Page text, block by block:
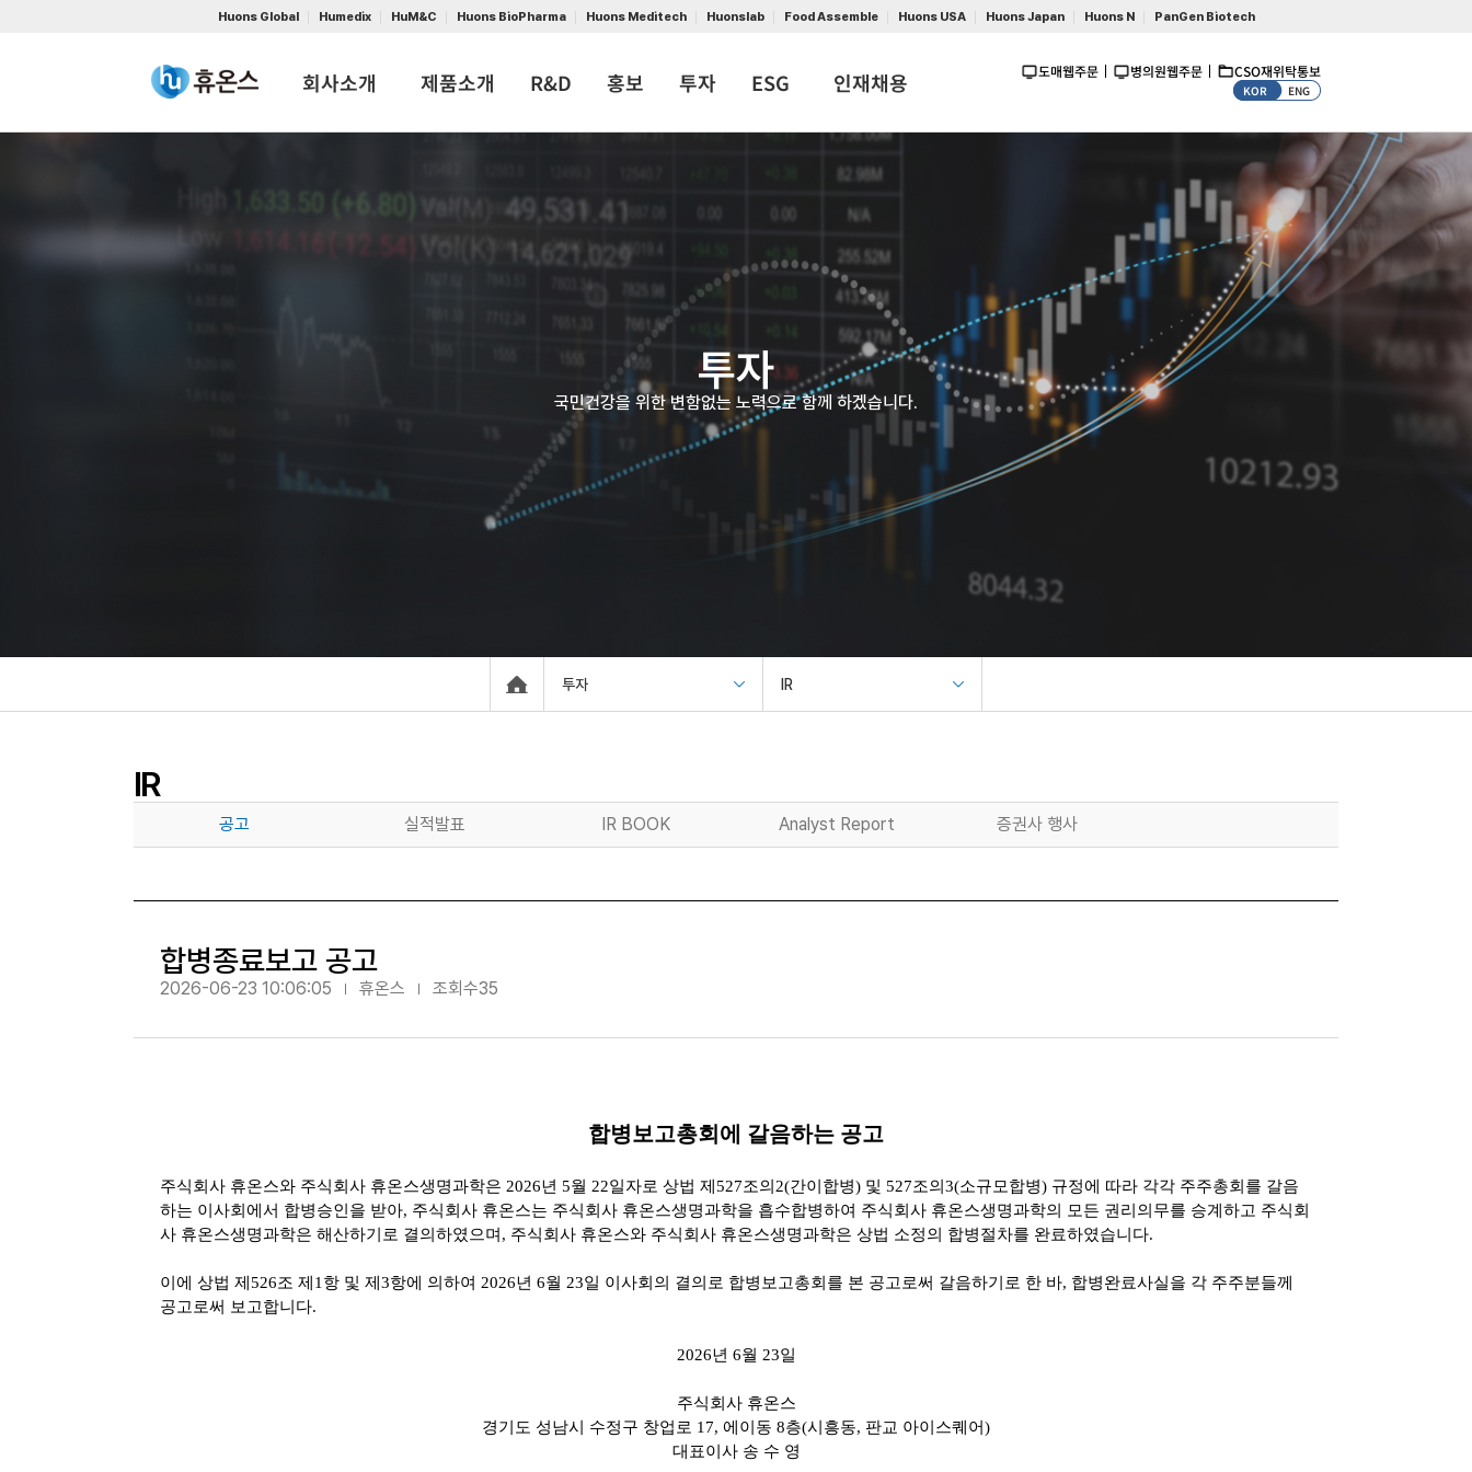
Huons Global Humedix HuM&C Huons BioPharma Huons Meditech Huonslab Food Assemble Huons USA Huons Japan Huons N PanGen Biotech
회사소개 제품소개 R&D 홍보 투자 ESG 인재채용 도매웹주문 병의원웹주문 CSO재위탁통보
KOR ENG
투자
국민건강을 위한 변함없는 노력으로 함께 하겠습니다.
투자 IR
IR
공고 실적발표 IR BOOK Analyst Report 증권사 행사
합병종료보고 공고
2026-06-23 10:06:05 휴온스 조회수35
합병보고총회에 갈음하는 공고
주식회사 휴온스와 주식회사 휴온스생명과학은 2026년 5월 22일자로 상법 제 527조의 2(간이합병) 및 527조의 3(소규모합병) 규정에 따라 각각 주주총회를 갈음
하는 이사회에서 합병승인을 받아, 주식회사 휴온스는 주식회사 휴온스생명과학을 흡수합병하여 주식회사 휴온스생명과학의 모든 권리의무를 승계하고 주식회
사 휴온스생명과학은 해산하기로 결의하였으며 , 주식회사 휴온스와 주식회사 휴온스생명과학은 상법 소정의 합병절차를 완료하였습니다.
이에 상법 제 526조 제 1 항 및 제 3항에 의하여 2026년 6월 23일 이사회의 결의로 합병보고총회를 본 공고로써 갈음하기로 한 바, 합병완료사실을 각 주주분들께
공고로써 보고합니다.
2026년 6월 23일
주식회사 휴온스
경기도 성남시 수정구 창업로 17, 에이동 8층(시흥동, 판교 아이스퀘어)
대표이사 송 수 영